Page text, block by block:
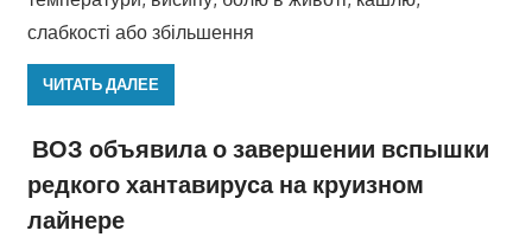
слабкості або збільшення
ЧИТАТЬ ДАЛЕЕ
ВОЗ объявила о завершении вспышки
редкого хантавируса на круизном
лайнере